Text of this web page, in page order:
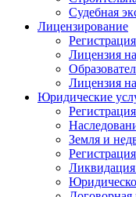
Судебная
Лицензирование
Лицензия
Лицензия
Юридические
Земля и